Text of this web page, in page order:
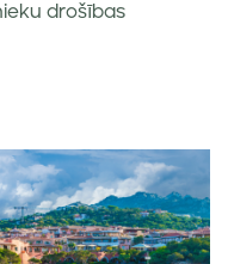
drošības